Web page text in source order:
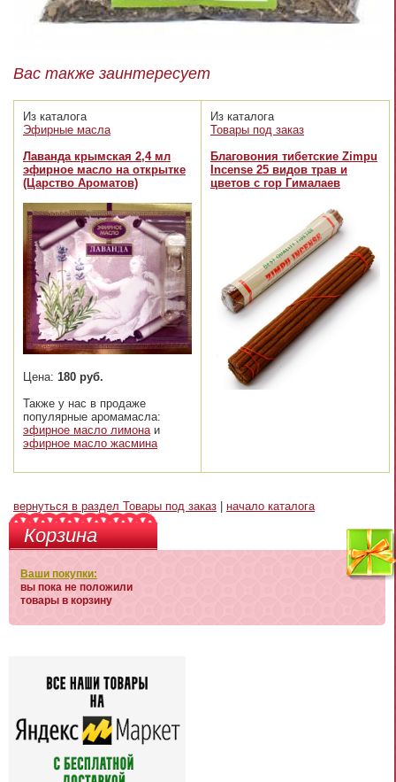
Вас также заинтересует
Из каталога
Эфирные масла
Лаванда крымская 2,4 мл
эфирное масло на открытке
(Царство Ароматов)
Цена: 180 руб.
Также у нас в продаже
популярные аромамасла:
эфирное масло лимона и
эфирное масло жасмина
Из каталога
Товары под заказ
Благовония тибетские Zimpu
Incense 25 видов трав и
цветов с гор Гималаев
вернуться в раздел Товары под заказ | начало каталога
Корзина
Ваши покупки:
вы пока не положили
товары в корзину